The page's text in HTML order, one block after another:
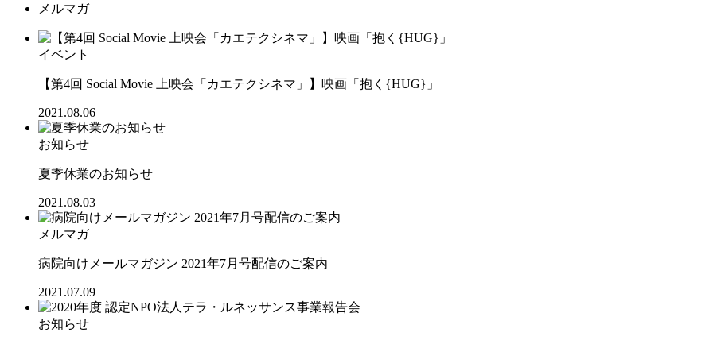
メルマガ
イベント
【第4回 Social Movie 上映会「カエテクシネマ」】映画「抱く{HUG}」
2021.08.06
お知らせ
夏季休業のお知らせ
2021.08.03
メルマガ
病院向けメールマガジン 2021年7月号配信のご案内
2021.07.09
お知らせ